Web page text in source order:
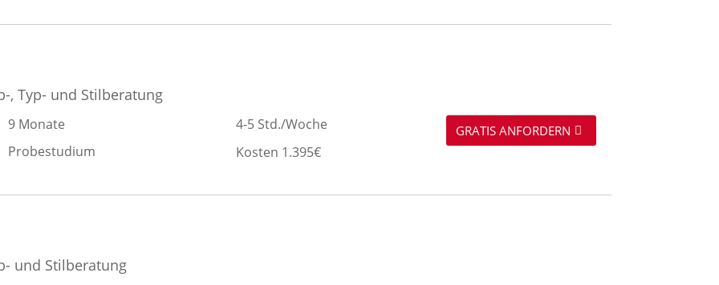
, Typ- und Stilberatung
9 Monate
Probestudium
4-5 Std./Woche
Kosten 1.395€
GRATIS ANFORDERN
und Stilberatung